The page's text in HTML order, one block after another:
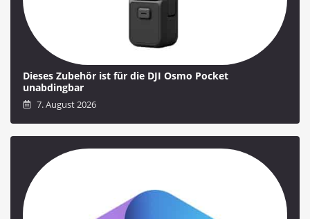
Dieses Zubehör ist für die DJI Osmo Pocket
unabdingbar
7. August 2026